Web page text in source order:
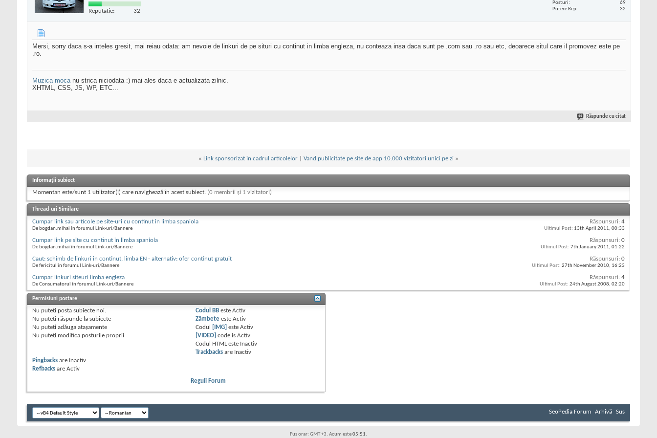
Reputatie: 32
Posturi
69
Putere Rep
32
Mersi, sorry daca s-a inteles gresit, mai reiau odata: am nevoie de linkuri de pe situri cu continut in limba engleza, nu conteaza insa daca sunt pe .com sau .ro sau etc, deoarece situl care il promovez este pe
.ro.
Muzica mocanu strica niciodata :) mai ales daca e actualizata zilnic.
XHTML, CSS, JS, WP, ETC...
Răspunde cu citat
« Link sponsorizat in cadrul articolelor Vand publicitate pe site de app 10.000 vizitatori unici pe zi »
Informații subiect
Momentan este/sunt 1 utilizator(i) care navighează în acest subiect. (0 membrii și 1 vizitatori)
Thread-uri Similare
Cumpar link sau articole pe site-uri cu continut in limba spaniola
De bogdan.mihai în forumul Link-uri/Bannere
Răspunsuri: 4
Ultimul Post: 13th April 2011, 00:33
Cumpar link pe site cu continut in limba spaniola
De bogdan.mihai în forumul Link-uri/Bannere
Răspunsuri: 0
Ultimul Post: 7th January 2011, 01:22
Caut: schimb de linkuri in continut, limba EN - alternativ: ofer continut gratuit
De fericitul în forumul Link-uri/Bannere
Răspunsuri: 0
Ultimul Post: 27th November 2010, 16:23
Cumpar linkuri siteuri limba engleza
De Consumatorul în forumul Link-uri/Bannere
Răspunsuri: 4
Ultimul Post: 24th August 2008, 02:20
Permisiuni postare
Nu puteţi posta subiecte noi.
Nu puteţi răspunde la subiecte
Nu puteţi adăuga ataşamente
Nu puteţi modifica posturile proprii
Codul BB esteActiv
Zâmbete esteActiv
Codul
[IMG] esteActiv
[VIDEO] code isActiv
Codul HTML este Inactiv
Trackbacks are Inactiv
Pingbacks are Inactiv
Refbacks are Activ
Reguli Forum
SeoPedia Forum Arhivă Sus
Fus orar: GMT +3. Acum este05:51.